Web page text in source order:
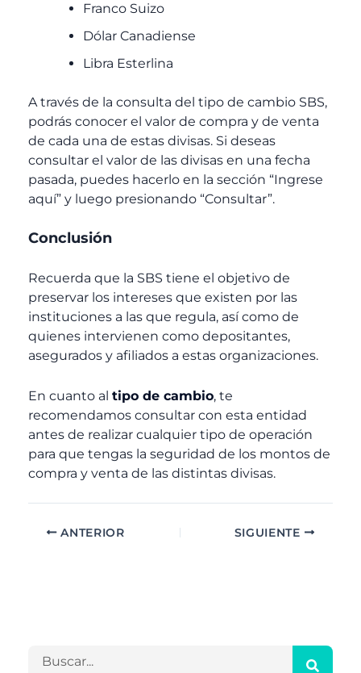
Franco Suizo
Dólar Canadiense
Libra Esterlina
A través de la consulta del tipo de cambio SBS,
podrás conocer el valor de compra y de venta
de cada una de estas divisas. Si deseas
consultar el valor de las divisas en una fecha
pasada, puedes hacerlo en la sección “Ingrese
aquí” y luego presionando “Consultar”.
Conclusión
Recuerda que la SBS tiene el objetivo de
preservar los intereses que existen por las
instituciones a las que regula, así como de
quienes intervienen como depositantes,
asegurados y afiliados a estas organizaciones.
En cuanto al tipo de cambio, te
recomendamos consultar con esta entidad
antes de realizar cualquier tipo de operación
para que tengas la seguridad de los montos de
compra y venta de las distintas divisas.
ANTERIOR SIGUIENTE